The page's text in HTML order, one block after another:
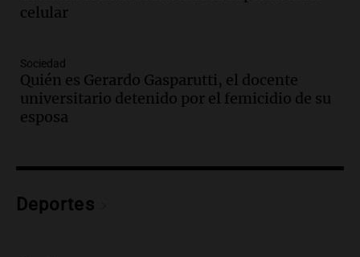
Panorama Federal
Audio.
reporta menos víctimas fatales en
accidentes de tránsito en Mendoza
pago en chachos para empleados
Noticias
celular
Sociedad
Quién es Gerardo Gasparutti, el docente
universitario detenido por el femicidio de su
esposa
Deportes